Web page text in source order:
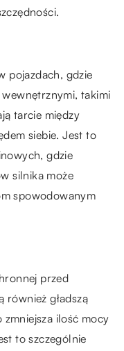
pojazdach, gdzie
wewnętrznymi, takimi
tarcie między
siebie. Jest to
gdzie
silnika może
spowodowanym
przed
również gładszą
ilość mocy
to szczególnie